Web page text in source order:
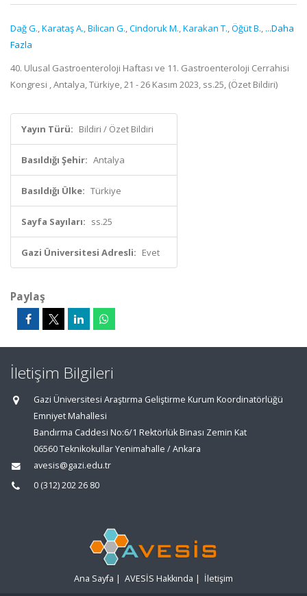
Dağ G.,Karataş A.,Bilican G.,Cindoruk M.,Karakan T.,Öğüt B., ...Daha
Fazla
40. Ulusal Gastroenteroloji Haftası ve 11. Gastroenteroloji Cerrahisi
Kongresi , Antalya, Türkiye, 21 - 26 Kasım 2023, ss.25, (Özet Bildiri)
Yayın Türü: Bildiri / Özet Bildiri
Basıldığı Şehir: Antalya
Basıldığı Ülke: Türkiye
Sayfa Sayıları: ss.25
Gazi Üniversitesi Adresli: Evet
Paylaş
İletişim Bilgileri
Gazi Üniversitesi Araştırma Geliştirme Kurum Koordinatörlüğü
Emniyet Mahallesi
Bandırma Caddesi No:6/1 Rektörlük Binası Zemin Kat
06560 Teknikokullar Yenimahalle / Ankara
avesis@gazi.edu.tr
0 (312) 202 26 80
Ana Sayfa | AVESİS Hakkında | İletişim